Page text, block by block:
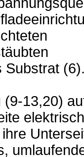
Substrat
(9-13,20)
elektrisch